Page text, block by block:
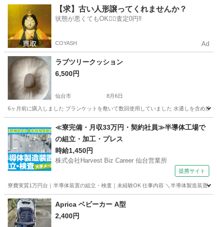
利府駅 キッズ用品
【求】古い人形譲ってくれませんか？
状態が悪くてもOK🙆‍♀️査定0円‼️
COYASH Ad
ラブツリークッション
6,500円
仙台市 8月6日
6ヶ月前に購入しました ブランケットを敷いて数回使用していました 水通しを含め洗
ベビー用品
≪寮完備・月収33万円・契約社員≫半導体工場で
の組立・加工・プレス
時給1,450円
株式会社Harvest Biz Career 仙台営業所
提携サイト
寮費実質1万円台｜半導体装置の組立・検査｜未経験OK 仕事内容 ＼半導体製造装置
宮城 その他
Aprica ベビーカー A型
2,400円